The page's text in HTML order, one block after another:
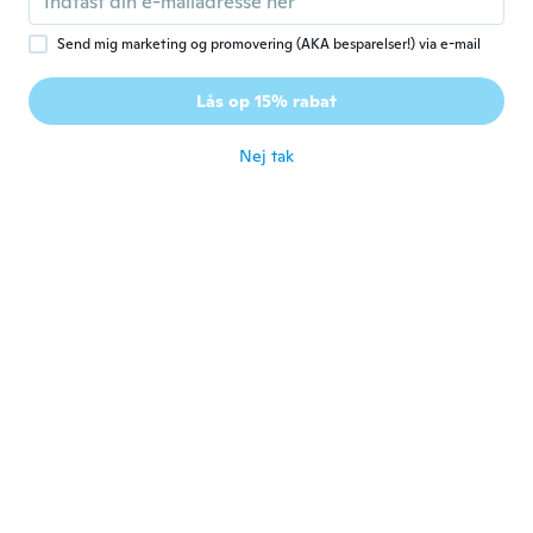
M Manuel
Tilmeldt 2020 · 64 anmeldelser
Preis/Leistung super
Send mig marketing og promovering (AKA besparelser!) via e-mail
Lås op 15% rabat
Nej tak